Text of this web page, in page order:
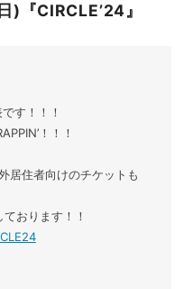
『CIRCLE’24』
す！！！
！！！
居住者向けのチケットも
おります！！